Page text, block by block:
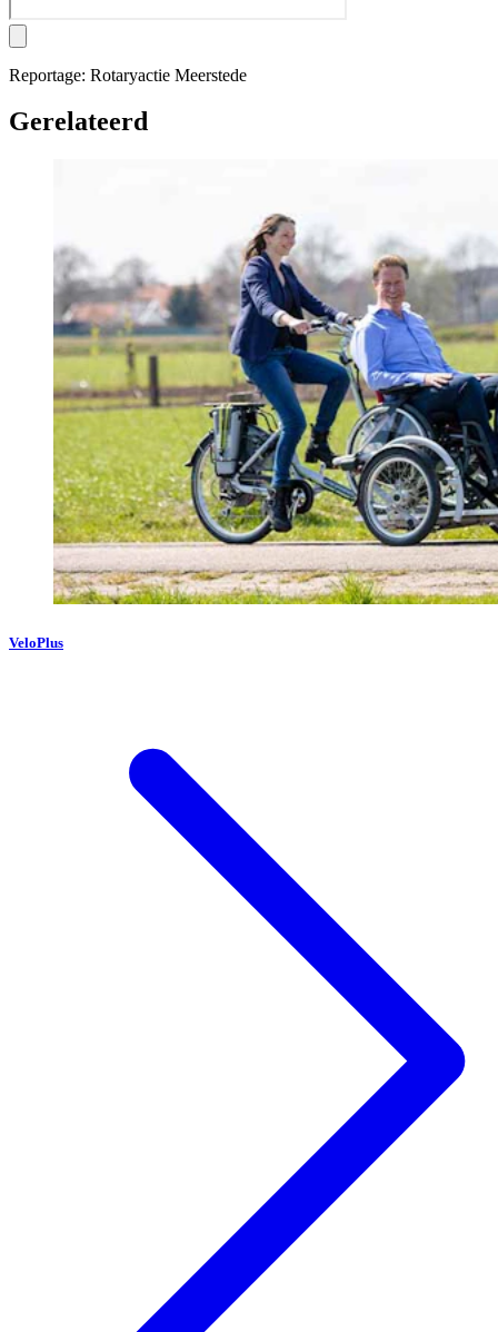
Reportage: Rotaryactie Meerstede
Gerelateerd
VeloPlus